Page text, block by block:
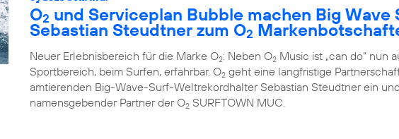
O2 und Serviceplan Bubble machen Big Wave
Sebastian Steudtner zum O2
Neuer Erlebnisbereich für die Marke O2: Neben O2 Music ist „can do“ nun
Sportbereich, beim Surfen, erfahrbar. O2 geht eine langfristige
amtierenden Big-Wave-Surf-Weltrekordhalter Sebastian Steudtner ein
namensgebender Partner der O2 SURFTOWN MUC.